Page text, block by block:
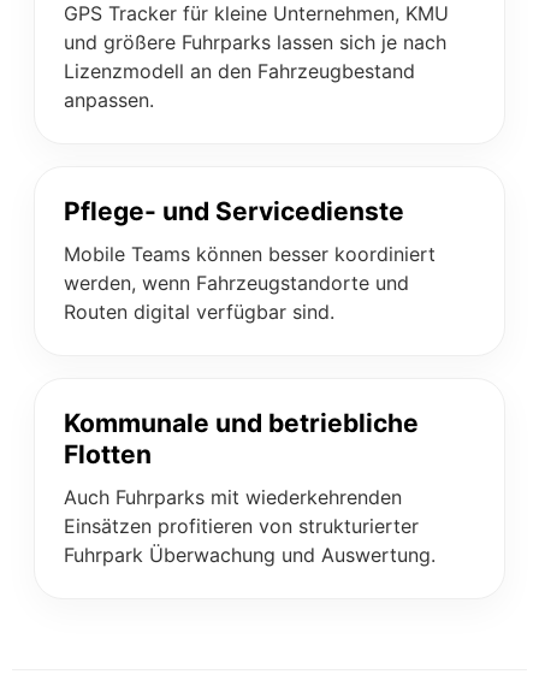
GPS Tracker für kleine Unternehmen, KMU
und größere Fuhrparks lassen sich je nach
Lizenzmodell an den Fahrzeugbestand
anpassen.
Pflege- und Servicedienste
Mobile Teams können besser koordiniert
werden, wenn Fahrzeugstandorte und
Routen digital verfügbar sind.
Kommunale und betriebliche
Flotten
Auch Fuhrparks mit wiederkehrenden
Einsätzen profitieren von strukturierter
Fuhrpark Überwachung und Auswertung.